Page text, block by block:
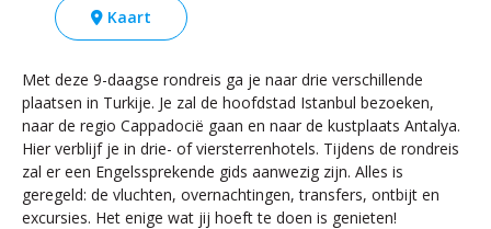
Kaart
Met deze 9-daagse rondreis ga je naar drie verschillende
plaatsen in Turkije. Je zal de hoofdstad Istanbul bezoeken,
naar de regio Cappadocië gaan en naar de kustplaats Antalya.
Hier verblijf je in drie- of viersterrenhotels. Tijdens de rondreis
zal er een Engelssprekende gids aanwezig zijn. Alles is
geregeld: de vluchten, overnachtingen, transfers, ontbijt en
excursies. Het enige wat jij hoeft te doen is genieten!